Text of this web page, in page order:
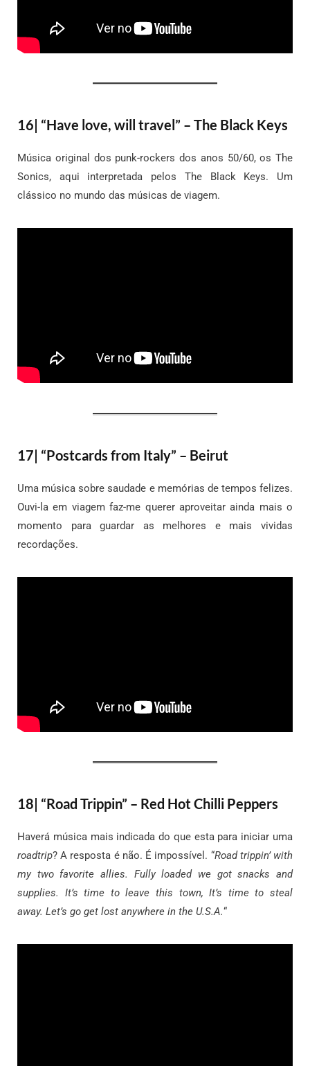
16| “Have love, will travel” – The Black Keys
Música original dos punk-rockers dos anos 50/60, os The
Sonics, aqui interpretada pelos The Black Keys. Um
clássico no mundo das músicas de viagem.
17| “Postcards from Italy” – Beirut
Uma música sobre saudade e memórias de tempos felizes.
Ouvi-la em viagem faz-me querer aproveitar ainda mais o
momento para guardar as melhores e mais vividas
recordações.
18| “Road Trippin” – Red Hot Chilli Peppers
Haverá música mais indicada do que esta para iniciar uma
roadtrip? A resposta é não. É impossível. “Road trippin’ with
my two favorite allies. Fully loaded we got snacks and
supplies. It’s time to leave this town, It’s time to steal
away. Let’s go get lost anywhere in the U.S.A.“